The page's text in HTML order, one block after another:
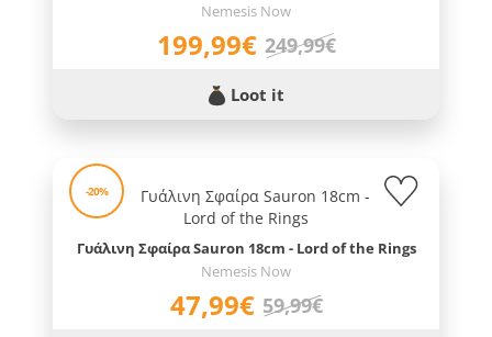
Nemesis Now
199,99€ 249,99€
Loot it
-20%
Γυάλινη Σφαίρα Sauron 18cm - Lord of the Rings
Nemesis Now
47,99€ 59,99€